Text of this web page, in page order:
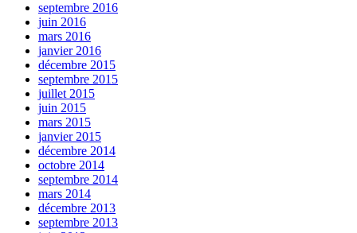
septembre 2016
juin 2016
mars 2016
janvier 2016
décembre 2015
septembre 2015
juillet 2015
juin 2015
mars 2015
janvier 2015
décembre 2014
octobre 2014
septembre 2014
mars 2014
décembre 2013
septembre 2013